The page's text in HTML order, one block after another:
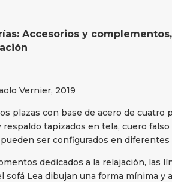
Accesorios y complementos,
Vernier, 2019
plazas con base de acero de cuatro
respaldo tapizados en tela, cuero
ser configurados en diferentes
dedicados a la relajación, las
sofá Lea dibujan una forma mínima y